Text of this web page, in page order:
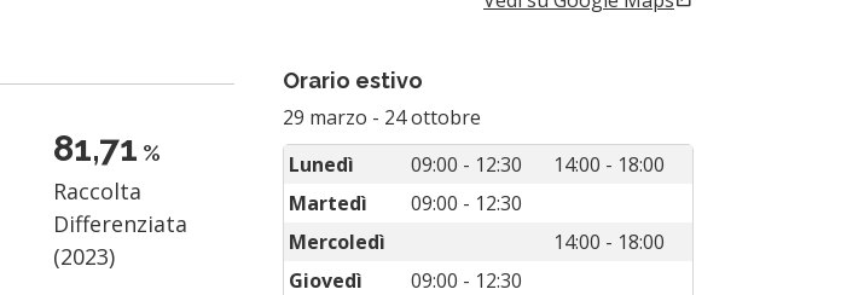
83,48 %
Raccolta
Differenziata
(2023)
(Si apre in una nuova scheda)
Orario estivo
29 marzo - 24 ottobre
Lunedì
09:00 - 12:30
14:00 - 18:00
Martedì
09:00 - 12:30
Mercoledì
14:00 - 18:00
Giovedì
09:00 - 12:30